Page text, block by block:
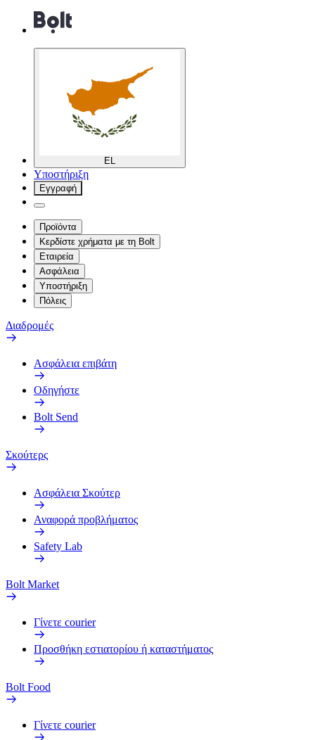
EL
Υποστήριξη
Εγγραφή
Προϊόντα
Κερδίστε χρήματα με τη Bolt
Εταιρεία
Ασφάλεια
Υποστήριξη
Πόλεις
Διαδρομές
Ασφάλεια επιβάτη
Οδηγήστε
Bolt Send
Σκούτερς
Ασφάλεια Σκούτερ
Αναφορά προβλήματος
Safety Lab
Bolt Market
Γίνετε courier
Προσθήκη εστιατορίου ή καταστήματος
Bolt Food
Γίνετε courier